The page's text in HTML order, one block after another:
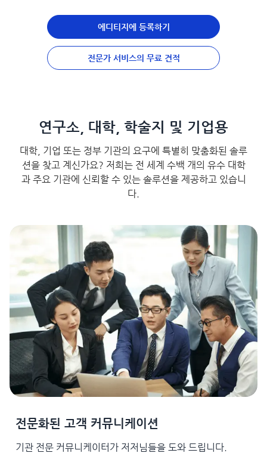
에디티지에 등록하기
전문가 서비스의 무료 견적
연구소, 대학, 학술지 및 기업용
대학, 기업 또는 정부 기관의 요구에 특별히 맞춤화된 솔루
션을 찾고 계신가요? 저희는 전 세계 수백 개의 유수 대학
과 주요 기관에 신뢰할 수 있는 솔루션을 제공하고 있습니
다.
전문화된 고객 커뮤니케이션
기관 전문 커뮤니케이터가 저저님들을 도와 드립니다.